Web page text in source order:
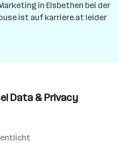
Jobs
in
in Elsbethen bei der
ist auf karriere.at leider
Data & Privacy